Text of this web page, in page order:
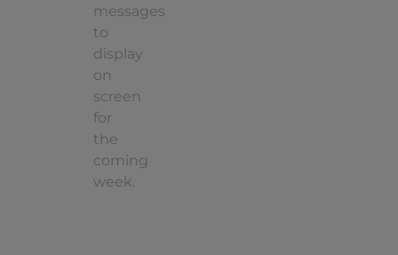
messages
to
display
on
screen
for
the
coming
week.